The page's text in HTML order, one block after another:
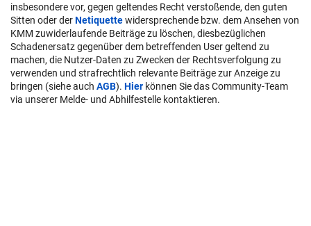
insbesondere vor, gegen geltendes Recht verstoßende, den guten
Sitten oder derNetiquettewidersprechende bzw. dem Ansehen von
KMM zuwiderlaufende Beiträge zu löschen, diesbezüglichen
Schadenersatz gegenüber dem betreffenden User geltend zu
machen, die Nutzer-Daten zu Zwecken der Rechtsverfolgung zu
verwenden und strafrechtlich relevante Beiträge zur Anzeige zu
bringen (siehe auch AGB). Hier können Sie das Community-Team
via unserer Melde- und Abhilfestelle kontaktieren.